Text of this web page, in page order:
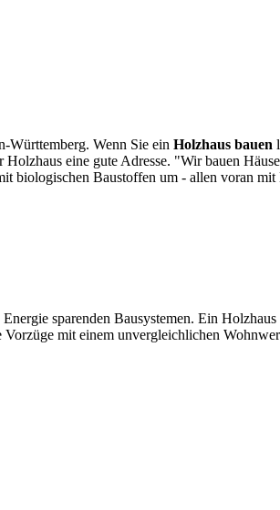
Württemberg. Wenn Sie ein Holzhaus bauen
Holzhaus eine gute Adresse. "Wir bauen
biologischen Baustoffen um - allen voran
sparenden Bausystemen. Ein
mit einem unvergleichlichen